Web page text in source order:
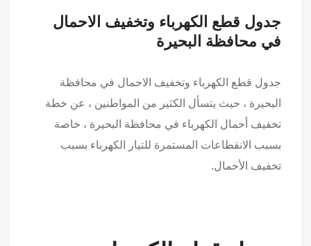
جدول قطع الكهرباء وتخفيف الاحمال
في محافظة البحيرة
جدول قطع الكهرباء وتخفيف الاحمال في محافظة
البحيرة ، حيث يتسأل الكثير من المواطنين ، عن خطة
تخفيف أحمال الكهرباء في محافظة البحيرة ، خاصة
بسبب الانقطاعات المستمرة للتيار الكهرباء بسبب
تخفيف الأحمال.